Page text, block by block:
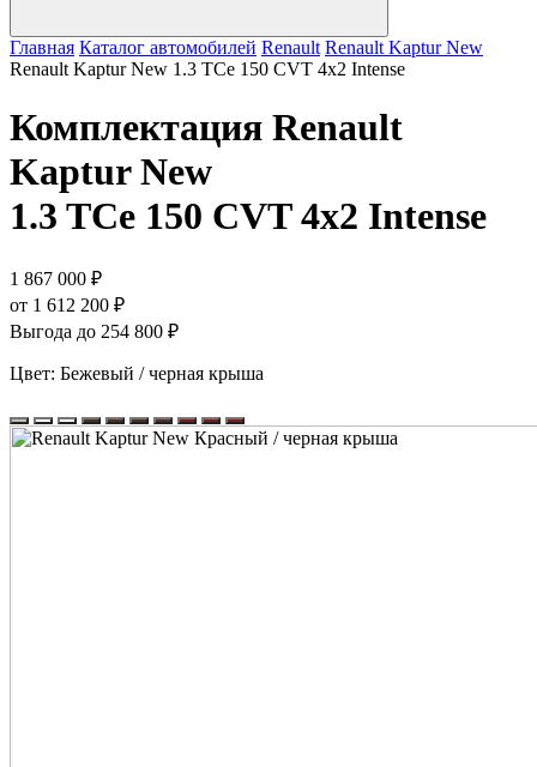
Главная Каталог автомобилей Renault Renault Kaptur New
Renault Kaptur New 1.3 TCe 150 CVT 4х2 Intense
Комплектация Renault
Kaptur New
1.3 TCe 150 CVT 4х2 Intense
1 867 000 ₽
от 1 612 200 ₽
Выгода до 254 800 ₽
Цвет: Бежевый / черная крыша